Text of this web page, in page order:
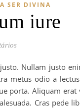
SER DIVINA
iure
Nullam justo
metus odio a
porta. Aliquam
Cras pede